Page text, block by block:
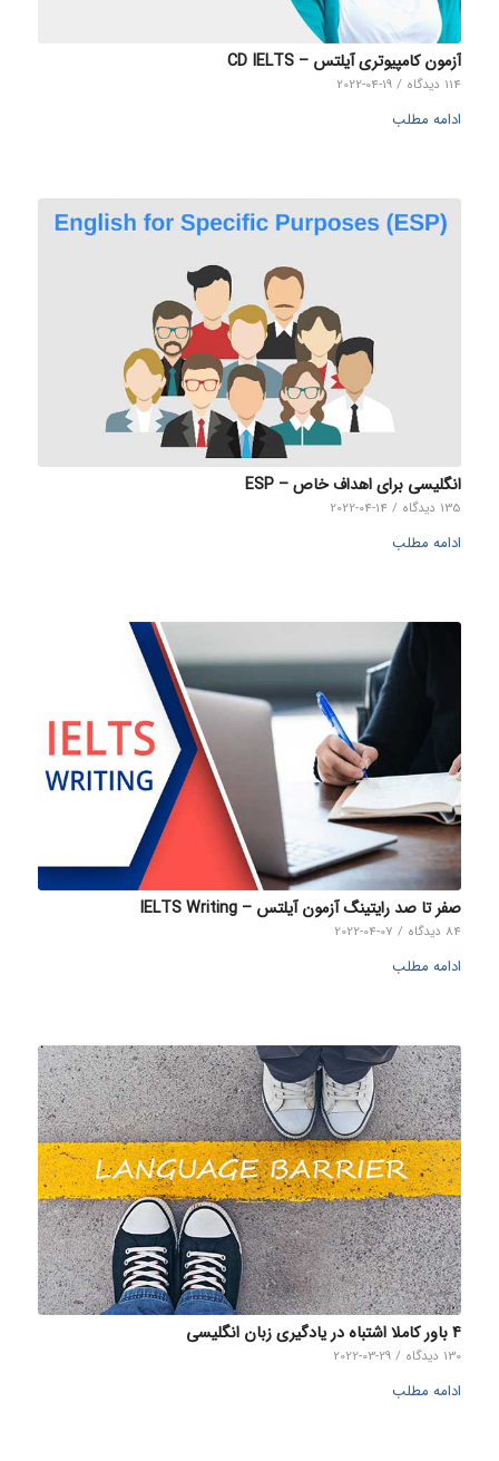
آزمون کامپیوتری آیلتس – CD IELTS
114 دیدگاه /
2022-04-19
ادامه مطلب
انگلیسی برای اهداف خاص – ESP
135 دیدگاه /
2022-04-14
ادامه مطلب
صفر تا صد رایتینگ آزمون آیلتس – IELTS Writing
84 دیدگاه /
2022-04-07
ادامه مطلب
4 باور کاملا اشتباه در یادگیری زبان انگلیسی
130 دیدگاه /
2022-03-29
ادامه مطلب